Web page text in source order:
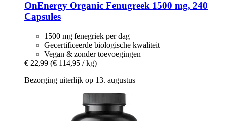
OnEnergy Organic Fenugreek 1500 mg, 240
Capsules
1500 mg fenegriek per dag
Gecertificeerde biologische kwaliteit
Vegan & zonder toevoegingen
€ 22,99 (€ 114,95 / kg)
Bezorging uiterlijk op 13. augustus